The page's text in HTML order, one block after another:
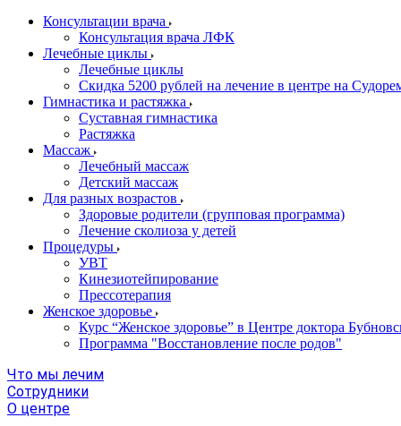
Консультации врача
Консультация врача ЛФК
Лечебные циклы
Лечебные циклы
Скидка 5200 рублей на лечение в центре на
Гимнастика и растяжка
Суставная гимнастика
Растяжка
Массаж
Лечебный массаж
Детский массаж
Для разных возрастов
Здоровые родители (групповая программа)
Лечение сколиоза у детей
Процедуры
УВТ
Кинезиотейпирование
Прессотерапия
Женское здоровье
Курс “Женское здоровье” в Центре доктора
Программа "Восстановление после родов"
Что мы лечим
Сотрудники
О центре